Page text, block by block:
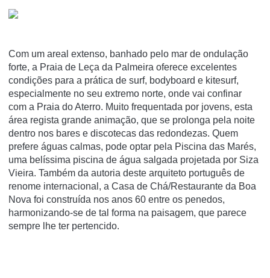
Com um areal extenso, banhado pelo mar de ondulação
forte, a Praia de Leça da Palmeira oferece excelentes
condições para a prática de surf, bodyboard e kitesurf,
especialmente no seu extremo norte, onde vai confinar
com a Praia do Aterro. Muito frequentada por jovens, esta
área regista grande animação, que se prolonga pela noite
dentro nos bares e discotecas das redondezas. Quem
prefere águas calmas, pode optar pela Piscina das Marés,
uma belíssima piscina de água salgada projetada por Siza
Vieira. Também da autoria deste arquiteto português de
renome internacional, a Casa de Chá/Restaurante da Boa
Nova foi construída nos anos 60 entre os penedos,
harmonizando-se de tal forma na paisagem, que parece
sempre lhe ter pertencido.